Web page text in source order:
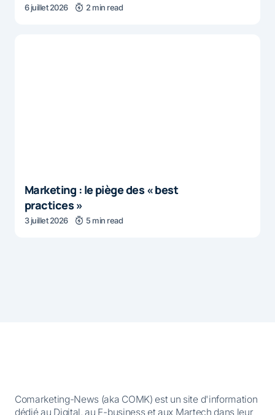
6 juillet 2026 2 min read
Marketing : le piège des « best
practices »
3 juillet 2026 5 min read
Comarketing-News (aka COMK) est un site d'information
dédié au Digital, au E-business et aux Martech dans leur